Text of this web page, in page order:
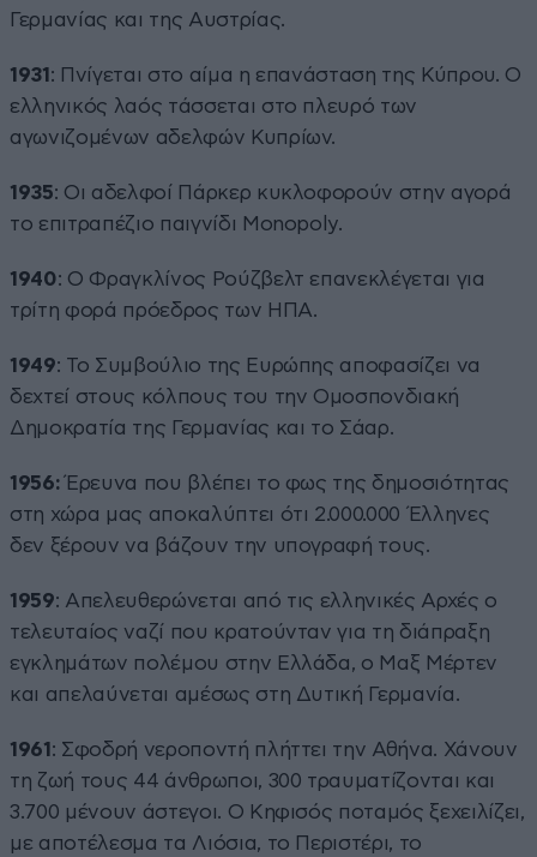
Γερμανίας και της Αυστρίας.
1931 : Πνίγεται στο αίμα η επανάσταση της Κύπρου. Ο
ελληνικός λαός τάσσεται στο πλευρό των
αγωνιζομένων αδελφών Κυπρίων.
1935: Οι αδελφοί Πάρκερ κυκλοφορούν στην αγορά
το επιτραπέζιο παιγνίδι Monopoly.
1940: Ο Φραγκλίνος Ρούζβελτ επανεκλέγεται για
τρίτη φορά πρόεδρος των ΗΠΑ.
1949: Το Συμβούλιο της Ευρώπης αποφασίζει να
δεχτεί στους κόλπους του την Ομοσπονδιακή
Δημοκρατία της Γερμανίας και το Σάαρ.
1956:Έρευνα που βλέπει το φως της δημοσιότητας
στη χώρα μας αποκαλύπτει ότι 2.000.000 Έλληνες
δεν ξέρουν να βάζουν την υπογραφή τους.
1959: Απελευθερώνεται από τις ελληνικές Αρχές ο
τελευταίος ναζί που κρατούνταν για τη διάπραξη
εγκλημάτων πολέμου στην Ελλάδα, ο Μαξ Μέρτεν
και απελαύνεται αμέσως στη Δυτική Γερμανία.
1961 : Σφοδρή νεροποντή πλήττει την Αθήνα. Χάνουν
τη ζωή τους 44 άνθρωποι, 300 τραυματίζονται και
3.700 μένουν άστεγοι. Ο Κηφισός ποταμός ξεχειλίζει,
με αποτέλεσμα τα Λιόσια, το Περιστέρι, το